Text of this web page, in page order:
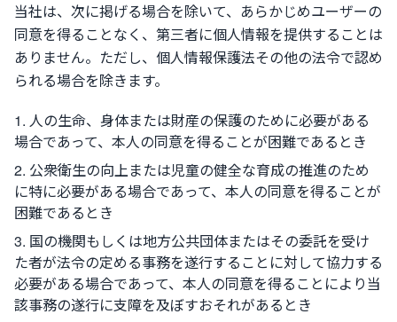
当社は、次に掲げる場合を除いて、あらかじめユーザーの
同意を得ることなく、第三者に個人情報を提供することは
ありません。ただし、個人情報保護法その他の法令で認め
られる場合を除きます。
人の生命、身体または財産の保護のために必要がある
場合であって、本人の同意を得ることが困難であるとき
公衆衛生の向上または児童の健全な育成の推進のため
に特に必要がある場合であって、本人の同意を得ることが
困難であるとき
国の機関もしくは地方公共団体またはその委託を受け
た者が法令の定める事務を遂行することに対して協力する
必要がある場合であって、本人の同意を得ることにより当
該事務の遂行に支障を及ぼすおそれがあるとき